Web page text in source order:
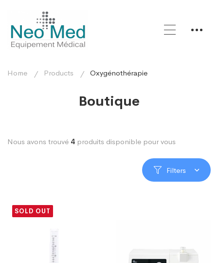
Boutique
Home Products Oxygénothérapie
Nous avons trouvé 4 produits disponible pour vous
Filters
SOLD OUT